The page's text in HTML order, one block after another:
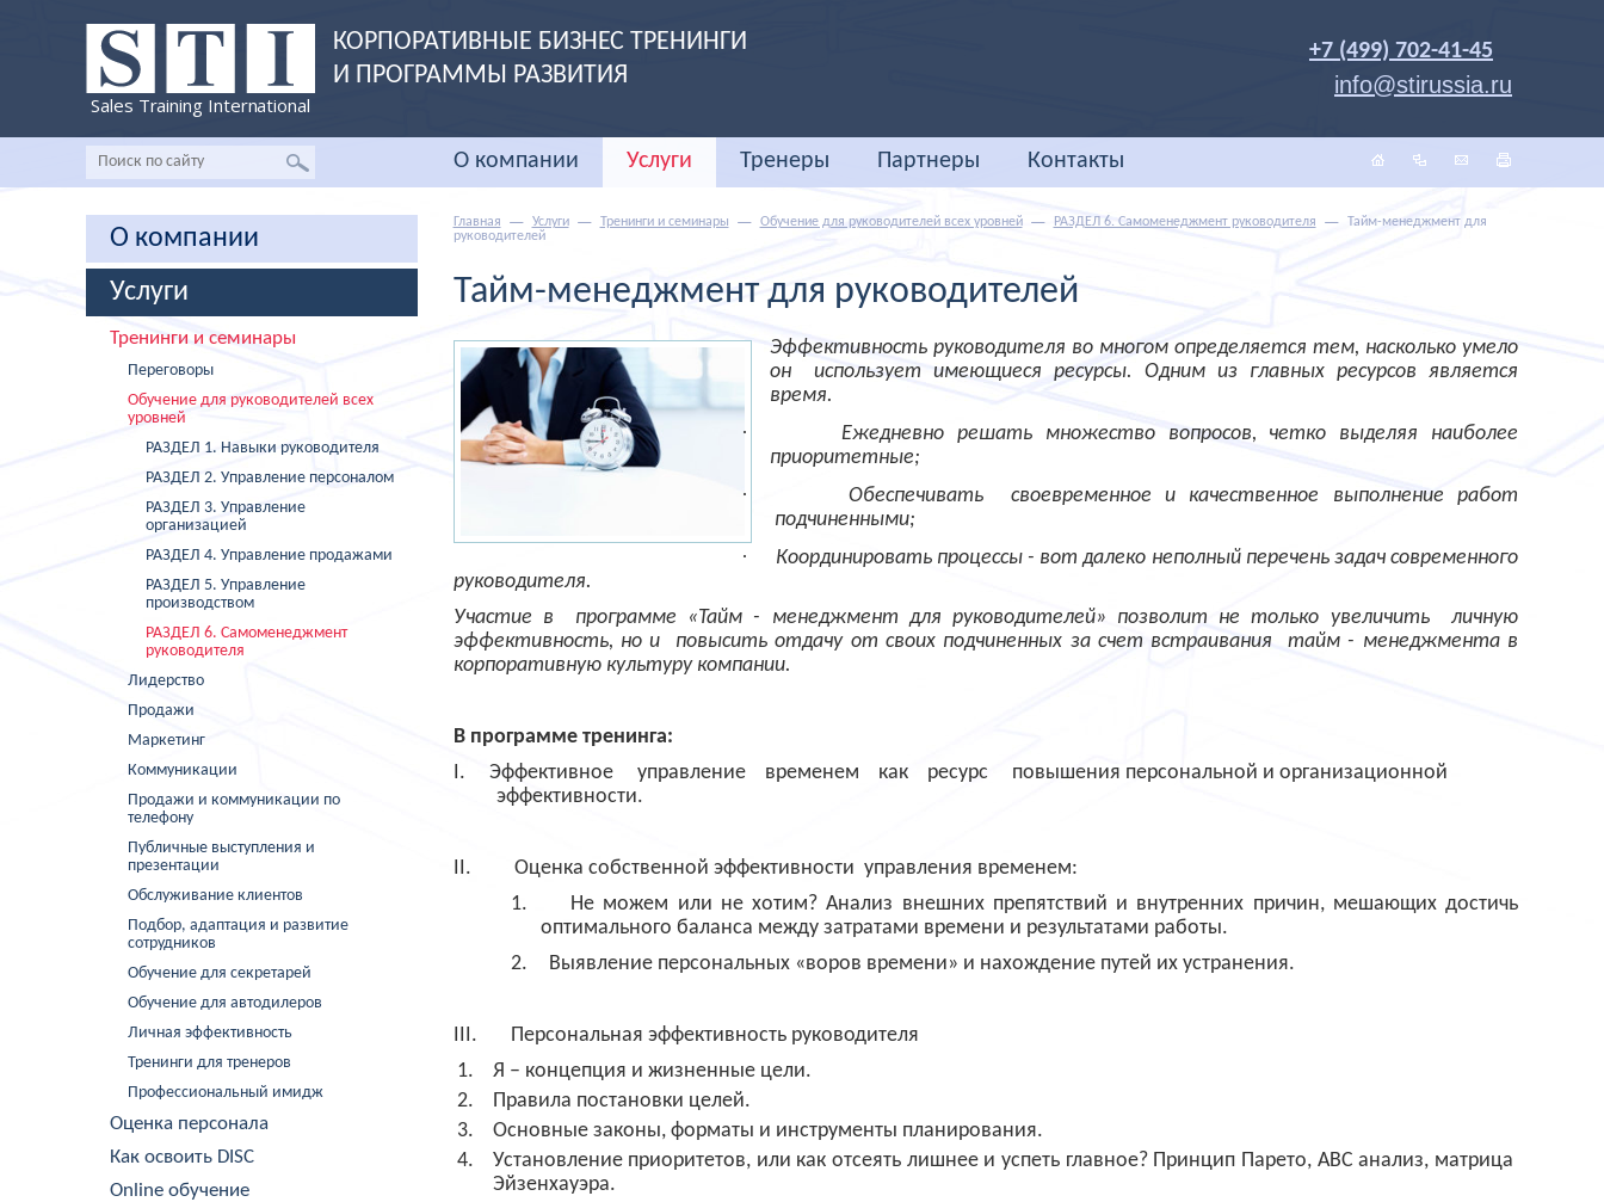
Sales Training International
КОРПОРАТИВНЫЕ БИЗНЕС ТРЕНИНГИ
И ПРОГРАММЫ РАЗВИТИЯ
+7 (499) 702-41-45
info@stirussia.ru
О компании Услуги Тренеры Партнеры Контакты
О компании
Услуги
Тренинги и семинары
Переговоры
Обучение для руководителей всех
уровней
РАЗДЕЛ 1. Навыки руководителя
РАЗДЕЛ 2. Управление персоналом
РАЗДЕЛ 3. Управление
организацией
РАЗДЕЛ 4. Управление продажами
РАЗДЕЛ 5. Управление
производством
РАЗДЕЛ 6. Самоменеджмент
руководителя
Лидерство
Продажи
Маркетинг
Коммуникации
Продажи и коммуникации по
телефону
Публичные выступления и
презентации
Обслуживание клиентов
Подбор, адаптация и развитие
сотрудников
Обучение для секретарей
Обучение для автодилеров
Личная эффективность
Тренинги для тренеров
Профессиональный имидж
Оценка персонала
Как освоить DISC
Online обучение
Главная Услуги Тренинги и семинары Обучение для руководителей всех уровней РАЗДЕЛ 6. Самоменеджмент руководителя
Тайм-менеджмент для
руководителей
Тайм-менеджмент для руководителей
Эффективность руководителя во многом определяется тем, насколько умело
он
использует имеющиеся ресурсы. Одним из главных ресурсов является
время.
·
Ежедневно решать множество вопросов, четко выделяя наиболее
приоритетные;
· Обеспечивать
своевременное и качественное выполнение работ
подчиненными;
· Координировать процессы - вот далеко неполный перечень задач современного
руководителя.
Участие в
программе «Тайм - менеджмент для руководителей» позволит не только увеличить
личную
эффективность, но и
повысить отдачу от своих подчиненных за счет встраивания
тайм - менеджмента в
корпоративную культуру компании.
В программе тренинга:
I. Эффективное управление временем как ресурс
повышения персональной и организационной
эффективности.
II. Оценка собственной эффективности управления временем:
1.
Не можем или не хотим? Анализ внешних препятствий и внутренних причин, мешающих достичь
оптимального баланса между затратами времени и результатами работы.
2.
Выявление персональных «воров времени» и нахождение путей их устранения.
III.
Персональная эффективность руководителя
Я – концепция и жизненные цели.
Правила постановки целей.
Основные законы, форматы и инструменты планирования.
Установление приоритетов, или как отсеять лишнее и успеть главное? Принцип Парето, АВС анализ, матрица
Эйзенхауэра.